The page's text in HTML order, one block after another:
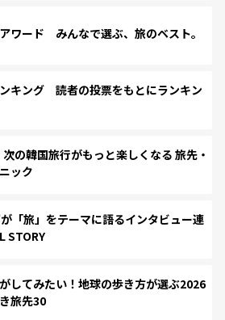
ワード みんなで選ぶ、旅のベスト。
キング 読者の投票をもとにランキン
の韓国旅行がもっと楽しくなる 旅先・
ック
「旅」をテーマに語るインタビュー連
STORY
してみたい！地球の歩き方が選ぶ2026
旅先30